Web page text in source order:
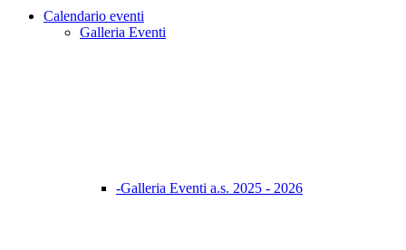
Calendario eventi
Galleria Eventi
-Galleria Eventi a.s. 2025 - 2026